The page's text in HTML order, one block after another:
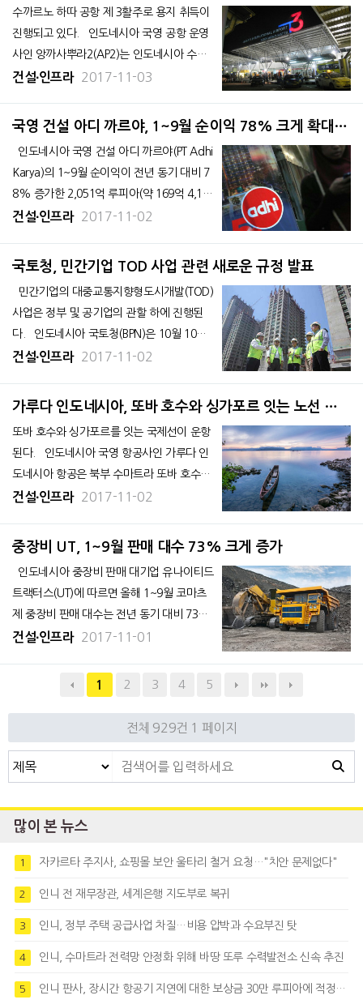
수까르노 하따 공항 제 3활주로 용지 취득이
진행되고 있다. 인도네시아 국영 공항 운영
사인 앙까사뿌라2(AP2)는 인도네시아 수도
자카르타 공항인 수까르노 하따 국제 공항의
됐다고 밝혔다. AP2 관계자는 현지 언론과
타르로
건설∙인프라 2017-11-03
국영 건설 아디 까르야, 1~9월 순이익 78% 크게 확대...
건설 사업이 견인
Karya)의 1~9월 순이익이 전년 동기 대비 7
8% 증가한 2,051억 루피아(약 169억 4,126
만원)를 기록했다. 건설 사업 매출이 66% 크
53% 증가한 8조 7,100억 루피아였다. 이 가
건설∙인프라 2017-11-02
국토청, 민간기업 TOD 사업 관련 새로운 규정 발표
사업은 정부 및 공기업의 관할 하에 진행된
다. 인도네시아 국토청(BPN)은 10월 10일
에 TOD 사업에 관한 ‘2017년 제16호’를 공포
하고 민간기업은 이에 협력하는 형태로만 사
건설∙인프라 2017-11-02
가루다 인도네시아, 또바 호수와 싱가포르 잇는 노선 운
항
또바 호수와 싱가포르를 잇는 국제선이 운항
된다. 인도네시아 국영 항공사인 가루다 인
도네시아 항공은 북부 수마트라 또바 호수와
싱가포르를 잇는 국제선이 취항한다고 밝혔
a Silangit) 공항과 싱가포르를 잇는 전세기가
건설∙인프라 2017-11-02
중장비 UT, 1~9월 판매 대수 73% 크게 증가
트랙터스(UT)에 따르면 올해 1~9월 코마츠
제 중장비 판매 대수는 전년 동기 대비 73%
증가한 2,744대였다. 현지 언론 꼰딴 10
은 광업 50%, 건설 22%, 농업 16%, 임업
이 12%였다. 9월 시점의 시장
건설∙인프라 2017-11-01
1 2 3 4 5
전체 929건 1 페이지
많이 본 뉴스
1 자카르타 주지사, 쇼핑몰 보안 울타리 철거 요청…"치안 문제없다"
2 인니 전 재무장관, 세계은행 지도부로 복귀
3 인니, 정부 주택 공급사업 차질…비용 압박과 수요부진 탓
4 인니, 수마트라 전력망 안정화 위해 바땅 또루 수력발전소 신속 추진
5 인니 판사, 장시간 항공기 지연에 대한 보상금 30만 루피아에 적정성 제기